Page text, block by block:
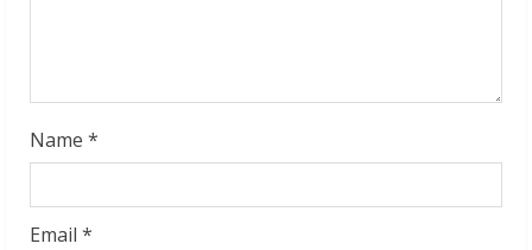
g
Name *
Email *